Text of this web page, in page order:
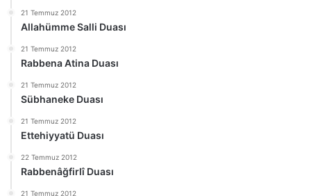
21 Temmuz 2012
Allahümme Salli Duası
21 Temmuz 2012
Rabbena Atina Duası
21 Temmuz 2012
Sübhaneke Duası
21 Temmuz 2012
Ettehiyyatü Duası
22 Temmuz 2012
Rabbenâğfirlî Duası
21 Temmuz 2012